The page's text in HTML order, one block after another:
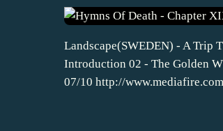
Landscape(SWEDEN) - A Trip
Introduction 02 - The Golden
07/10 http://